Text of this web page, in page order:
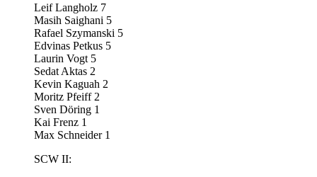
Leif Langholz 7
Masih Saighani 5
Rafael Szymanski 5
Edvinas Petkus 5
Laurin Vogt 5
Sedat Aktas 2
Kevin Kaguah 2
Moritz Pfeiff 2
Sven Döring 1
Kai Frenz 1
Max Schneider 1
SCW II: